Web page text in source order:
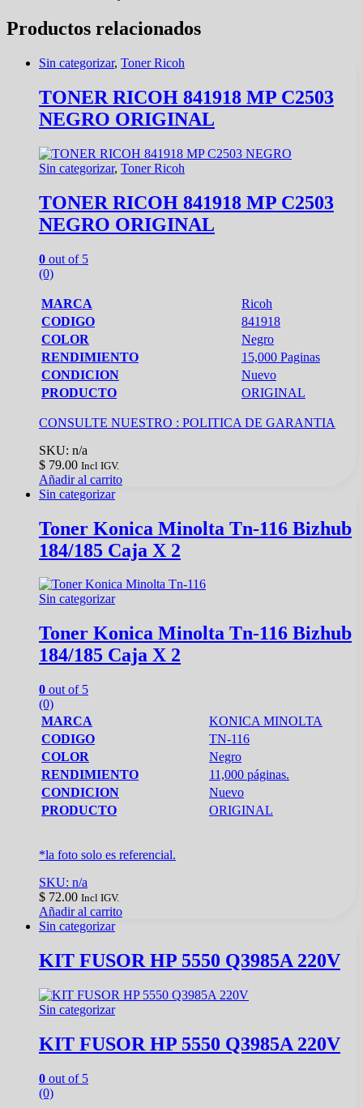
Productos relacionados
Sin categorizar, Toner Ricoh
TONER RICOH 841918 MP C2503
NEGRO ORIGINAL
Sin categorizar, Toner Ricoh
TONER RICOH 841918 MP C2503
NEGRO ORIGINAL
0 out of 5
(0)
MARCA
Ricoh
CODIGO
841918
COLOR
Negro
RENDIMIENTO
15,000 Paginas
CONDICION
Nuevo
PRODUCTO
ORIGINAL
CONSULTE NUESTRO : POLITICA DE GARANTIA
SKU: n/a
$ 79.00 Incl IGV.
Añadir al carrito
Sin categorizar
Toner Konica Minolta Tn-116 Bizhub
184/185 Caja X 2
Sin categorizar
Toner Konica Minolta Tn-116 Bizhub
184/185 Caja X 2
0 out of 5
(0)
MARCA
KONICA MINOLTA
CODIGO
TN-116
COLOR
Negro
RENDIMIENTO
11,000 páginas.
CONDICION
Nuevo
PRODUCTO
ORIGINAL
*la foto solo es referencial.
SKU: n/a
$ 72.00 Incl IGV.
Añadir al carrito
Sin categorizar
KIT FUSOR HP 5550 Q3985A 220V
Sin categorizar
KIT FUSOR HP 5550 Q3985A 220V
0 out of 5
(0)